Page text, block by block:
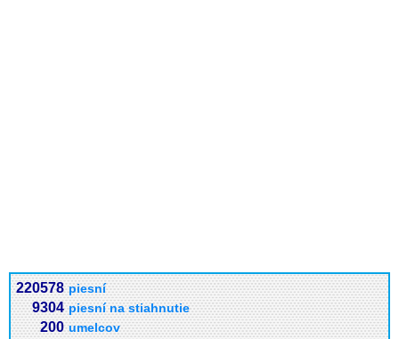
220578 piesní
9304 piesní na stiahnutie
200 umelcov